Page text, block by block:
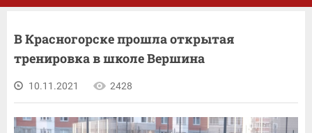
В Красногорске прошла открытая
тренировка в школе Вершина
10.11.2021 2428